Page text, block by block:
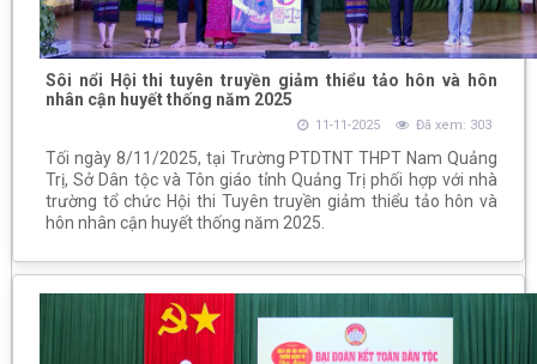
Sôi nổi Hội thi tuyên truyền giảm thiểu tảo hôn và hôn
nhân cận huyết thống năm 2025
11-11-2025 Đã xem: 303
Tối ngày 8/11/2025, tại Trường PTDTNT THPT Nam Quảng
Trị, Sở Dân tộc và Tôn giáo tỉnh Quảng Trị phối hợp với nhà
trường tổ chức Hội thi Tuyên truyền giảm thiểu tảo hôn và
hôn nhân cận huyết thống năm 2025.